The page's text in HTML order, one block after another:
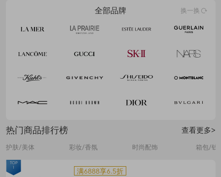
全部品牌 换一换
热门商品排行榜 查看更多>
护肤/美体 彩妆/香氛 时尚配饰 箱包/钱
满6888享6.5折
TOP
1